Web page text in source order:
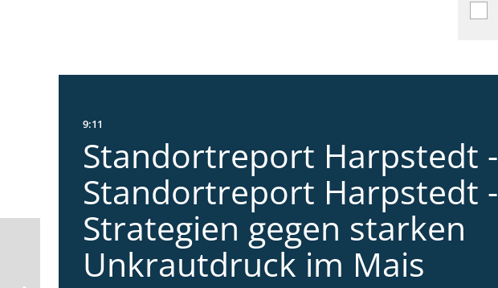
9:11
Standortreport Harpstedt -
Standortreport Harpstedt -
Strategien gegen starken
Unkrautdruck im Mais